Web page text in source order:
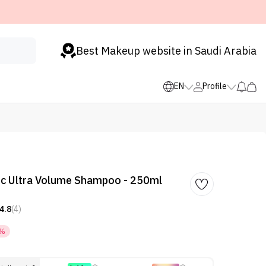
Best Makeup website in Saudi Arabia
EN Profile
Ultra Volume Shampoo - 250ml
4.8(4)